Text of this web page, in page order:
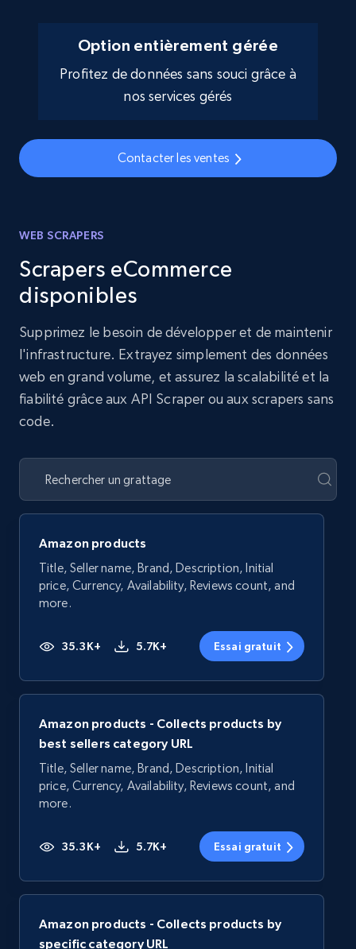
Option entièrement gérée
Profitez de données sans souci grâce à
nos services gérés
Contacter les ventes
WEB SCRAPERS
Scrapers eCommerce
disponibles
Supprimez le besoin de développer et de maintenir
l'infrastructure. Extrayez simplement des données
web en grand volume, et assurez la scalabilité et la
fiabilité grâce aux API Scraper ou aux scrapers sans
code.
Amazon products
Title, Seller name, Brand, Description, Initial
price, Currency, Availability, Reviews count, and
more.
35.3K+ 5.7K+ Essai gratuit
Amazon products - Collects products by
best sellers category URL
Title, Seller name, Brand, Description, Initial
price, Currency, Availability, Reviews count, and
more.
35.3K+ 5.7K+ Essai gratuit
Amazon products - Collects products by
specific category URL